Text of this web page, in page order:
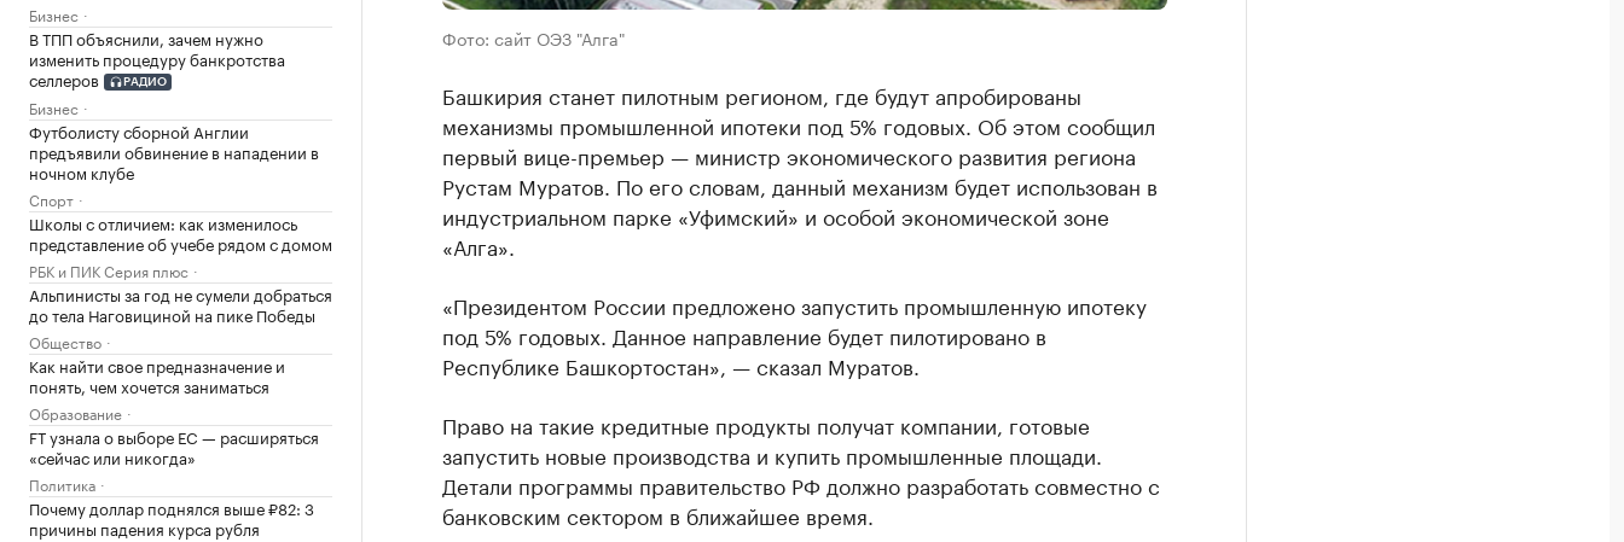
Бизнес
В ТПП объяснили, зачем нужно
изменить процедуру банкротства
селлеров
РАДИО
Бизнес
Футболисту сборной Англии
предъявили обвинение в нападении в
ночном клубе
Спорт
Школы с отличием: как изменилось
представление об учебе рядом с домом
РБК и ПИК Серия плюс
Альпинисты за год не сумели добраться
до тела Наговициной на пике Победы
Общество
Как найти свое предназначение и
понять, чем хочется заниматься
Образование
FT узнала о выборе ЕС — расширяться
«сейчас или никогда»
Политика
Почему доллар поднялся выше ₽82: 3
причины падения курса рубля
Фото: сайт ОЭЗ "Алга"
Башкирия станет пилотным регионом, где будут апробированы
механизмы промышленной ипотеки под 5% годовых. Об этом сообщил
первый вице-премьер — министр экономического развития региона
Рустам Муратов. По его словам, данный механизм будет использован в
индустриальном парке «Уфимский» и особой экономической зоне
«Алга».
«Президентом России предложено запустить промышленную ипотеку
под 5% годовых. Данное направление будет пилотировано в
Республике Башкортостан», — сказал Муратов.
Право на такие кредитные продукты получат компании, готовые
запустить новые производства и купить промышленные площади.
Детали программы правительство РФ должно разработать совместно с
банковским сектором в ближайшее время.